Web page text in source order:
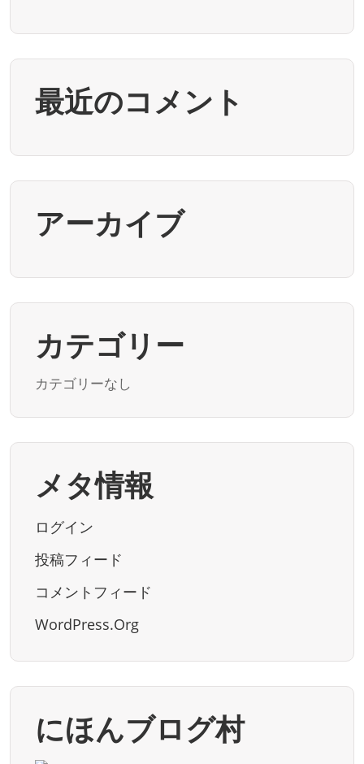
最近のコメント
アーカイブ
カテゴリー
カテゴリーなし
メタ情報
ログイン
投稿フィード
コメントフィード
WordPress.org
にほんブログ村